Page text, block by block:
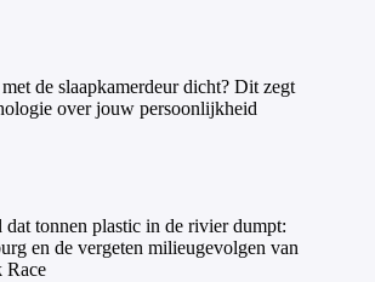
de slaapkamerdeur dicht? Dit zegt
over jouw persoonlijkheid
dat tonnen plastic in de rivier dumpt:
en de vergeten milieugevolgen van
Race